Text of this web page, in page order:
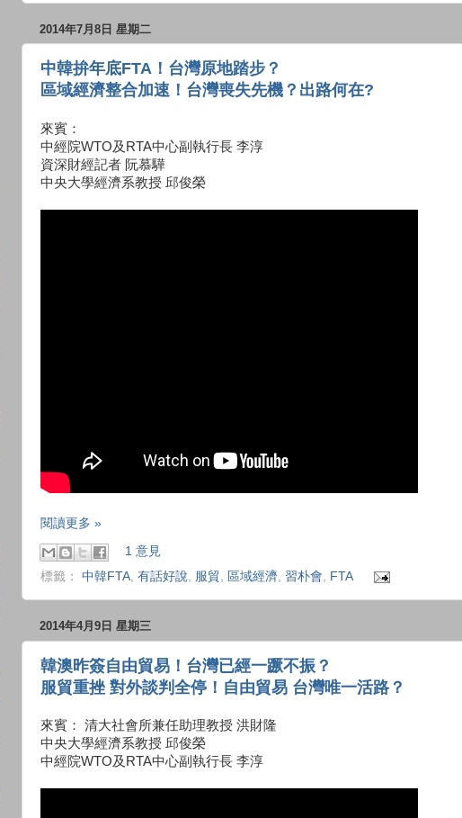
2014年7月8日 星期二
中韓拚年底FTA！台灣原地踏步？
區域經濟整合加速！台灣喪失先機？出路何在?
來賓：
中經院WTO及RTA中心副執行長 李淳
資深財經記者 阮慕驊
中央大學經濟系教授 邱俊榮
閱讀更多 »
1 意見
標籤： 中韓FTA, 有話好說, 服貿 , 區域經濟, 習朴會, FTA
2014年4月9日 星期三
韓澳昨簽自由貿易！台灣已經一蹶不振？
服貿重挫 對外談判全停！自由貿易 台灣唯一活路？
來賓： 清大社會所兼任助理教授 洪財隆
中央大學經濟系教授 邱俊榮
中經院WTO及RTA中心副執行長 李淳